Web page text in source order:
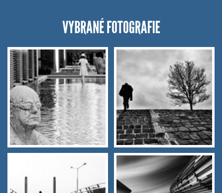
VYBRANÉ FOTOGRAFIE